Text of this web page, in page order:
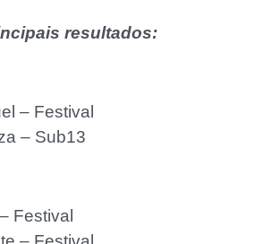
resultados:
– Festival
– Sub13
Festival